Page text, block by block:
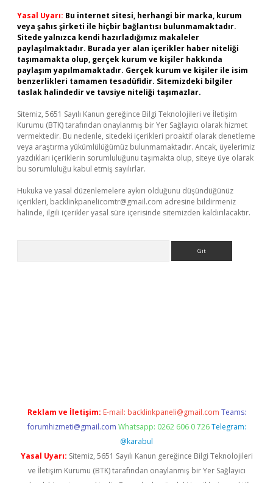
Yasal Uyarı: Bu internet sitesi, herhangi bir marka, kurum
veya şahıs şirketi ile hiçbir bağlantısı bulunmamaktadır.
Sitede yalnızca kendi hazırladığımız makaleler
paylaşılmaktadır. Burada yer alan içerikler haber niteliği
taşımamakta olup, gerçek kurum ve kişiler hakkında
paylaşım yapılmamaktadır. Gerçek kurum ve kişiler ile isim
benzerlikleri tamamen tesadüfidir. Sitemizdeki bilgiler
taslak halindedir ve tavsiye niteliği taşımazlar.
Sitemiz, 5651 Sayılı Kanun gereğince Bilgi Teknolojileri ve İletişim
Kurumu (BTK) tarafından onaylanmış bir Yer Sağlayıcı olarak hizmet
vermektedir. Bu nedenle, sitedeki içerikleri proaktif olarak denetleme
veya araştırma yükümlülüğümüz bulunmamaktadır. Ancak, üyelerimiz
yazdıkları içeriklerin sorumluluğunu taşımakta olup, siteye üye olarak
bu sorumluluğu kabul etmiş sayılırlar.
Hukuka ve yasal düzenlemelere aykırı olduğunu düşündüğünüz
içerikleri, backlinkpanelicomtr@gmail.com adresine bildirmeniz
halinde, ilgili içerikler yasal süre içerisinde sitemizden kaldırılacaktır.
Reklam ve İletişim: E-mail: backlinkpaneli@gmail.com Teams:
forumhizmeti@gmail.com Whatsapp: 0262 606 0 726 Telegram:
@karabul
Yasal Uyarı: Sitemiz, 5651 Sayılı Kanun gereğince Bilgi Teknolojileri
ve İletişim Kurumu (BTK) tarafından onaylanmış bir Yer Sağlayıcı